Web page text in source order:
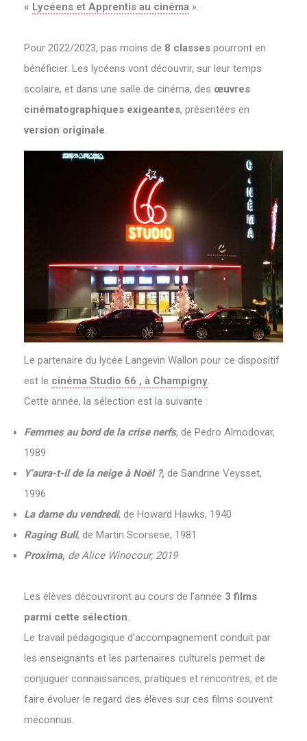
« Lycéens et Apprentis au cinéma ».
Pour 2022/2023, pas moins de 8 classes pourront en
bénéficier. Les lycéens vont découvrir, sur leur temps
scolaire, et dans une salle de cinéma, des œuvres
cinématographiques exigeantes, présentées en
version originale.
Le partenaire du lycée Langevin Wallon pour ce dispositif
est le cinéma Studio 66 , à Champigny.
Cette année, la sélection est la suivante :
Femmes au bord de la crise nerfs, de Pedro Almodovar,
1989
Y’aura-t-il de la neige à Noël ?, de Sandrine Veysset,
1996
La dame du vendredi, de Howard Hawks, 1940
Raging Bull, de Martin Scorsese, 1981
Proxima, de Alice Winocour, 2019
Les élèves découvriront au cours de l’année 3 films
parmi cette sélection.
Le travail pédagogique d’accompagnement conduit par
les enseignants et les partenaires culturels permet de
conjuguer connaissances, pratiques et rencontres, et de
faire évoluer le regard des élèves sur ces films souvent
méconnus.